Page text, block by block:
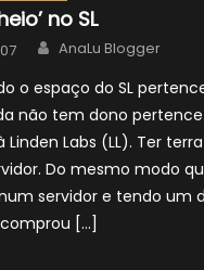
no SL
Author
AnaLu Blogger
o espaço do SL
não tem dono
Linden Labs (LL). Ter
Do mesmo modo
servidor e tendo um
[…]